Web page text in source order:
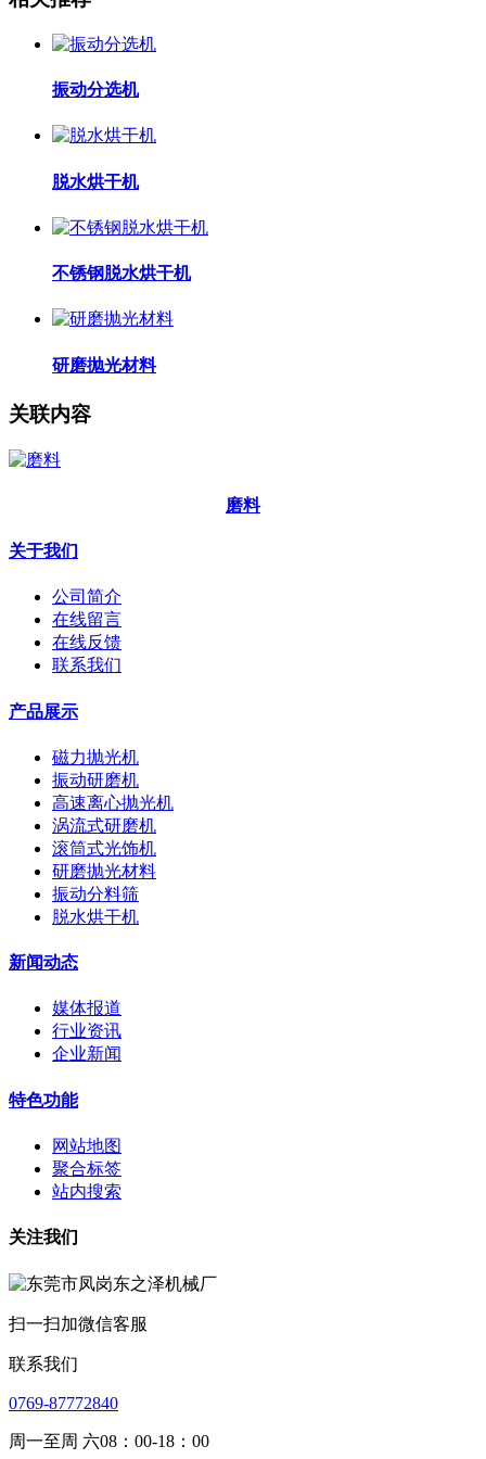
振动分选机
脱水烘干机
不锈钢脱水烘干机
研磨抛光材料
关联内容
磨料
关于我们
公司简介
在线留言
在线反馈
联系我们
产品展示
磁力抛光机
振动研磨机
高速离心抛光机
涡流式研磨机
滚筒式光饰机
研磨抛光材料
振动分料筛
脱水烘干机
新闻动态
媒体报道
行业资讯
企业新闻
特色功能
网站地图
聚合标签
站内搜索
关注我们
扫一扫加微信客服
联系我们
0769-87772840
周一至周 六08：00-18：00